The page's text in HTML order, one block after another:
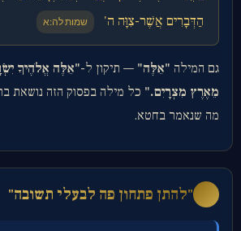
הַדְּבָרִים אֲשֶׁר-צִוָּה ה'
שמות לה:א
גם המילה "אֵלֶּה" — תיקון ל-"אֵלֶּה אֱלֹהֶיךָ
מֵאֶרֶץ מִצְרָיִם." כל מילה בפסוק הזה נושאת
מה שנאמר בחטא.
"להתן פתחון פה לבעלי תשובה"